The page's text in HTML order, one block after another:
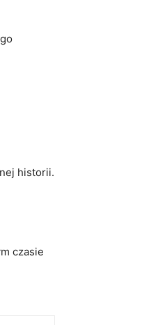
historii.
czasie